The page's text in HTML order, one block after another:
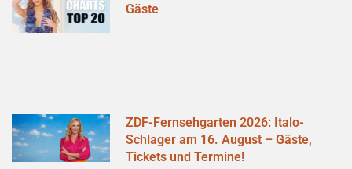
Gäste
ZDF-Fernsehgarten 2026: Italo-
Schlager am 16. August – Gäste,
Tickets und Termine!